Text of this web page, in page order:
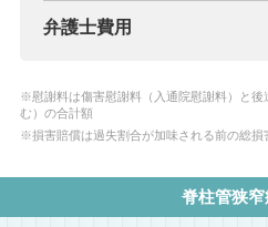
弁護士費用
※慰謝料は傷害慰謝料（入通院慰謝料）と後
む）の合計額
※損害賠償は過失割合が加味される前の総損
脊柱管狭窄